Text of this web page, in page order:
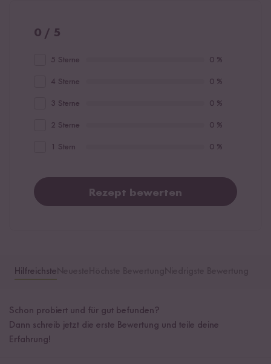
0 / 5
5 Sterne 0 %
4 Sterne 0 %
3 Sterne 0 %
2 Sterne 0 %
1 Stern 0 %
Rezept bewerten
Hilfreichste
Schon probiert und für gut befunden?
Dann schreib jetzt die erste Bewertung und teile deine
Erfahrung!